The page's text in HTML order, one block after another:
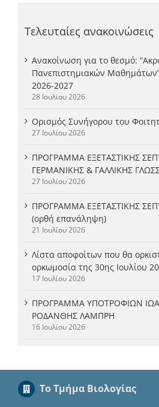
Τελευταίες ανακοινώσεις
Ανακοίνωση για το θεσμό:
Πανεπιστημιακών
2026-2027
28 Ιουλίου 2026
Ορισμός Συνήγορου του
27 Ιουλίου 2026
ΠΡΟΓΡΑΜΜΑ ΕΞΕΤΑΣΤΙΚΗΣ
ΓΕΡΜΑΝΙΚΗΣ & ΓΑΛΛΙΚΗΣ
27 Ιουλίου 2026
ΠΡΟΓΡΑΜΜΑ ΕΞΕΤΑΣΤΙΚΗΣ
(ορθή επανάληψη)
21 Ιουλίου 2026
Λίστα αποφοίτων που θα
ορκωμοσία της 30ης Ιουλίου
17 Ιουλίου 2026
ΠΡΟΓΡΑΜΜΑ ΥΠΟΤΡΟΦΙΩΝ
ΡΟΔΑΝΘΗΣ ΛΑΜΠΡΗ
16 Ιουλίου 2026
Το Τμήμα Βιολογίας